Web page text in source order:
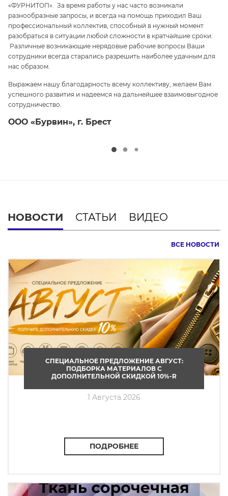
«ФУРНИТОП». За время работы у нас часто возникали
разнообразные запросы, и всегда на помощь приходил Ваш
профессиональный коллектив, способный в нужный момент
разобраться в ситуации любой сложности в кратчайшие сроки.
Различные возникающие нерядовые рабочие вопросы Ваши
сотрудники всегда старались разрешить наиболее удачным для
нас образом.
Выражаем нашу благодарность всему коллективу, желаем Вам
успешного развития и надеемся на дальнейшее взаимовыгодное
сотрудничество.
ООО «Бурвин», г. Брест
НОВОСТИ СТАТЬИ ВИДЕО
СПЕЦИАЛЬНОЕ ПРЕДЛОЖЕНИЕ АВГУСТ:
ПОДБОРКА МАТЕРИАЛОВ С
ДОПОЛНИТЕЛЬНОЙ СКИДКОЙ 10%-R
1 Августа 2026
ПОДРОБНЕЕ
ВСЕ НОВОСТИ